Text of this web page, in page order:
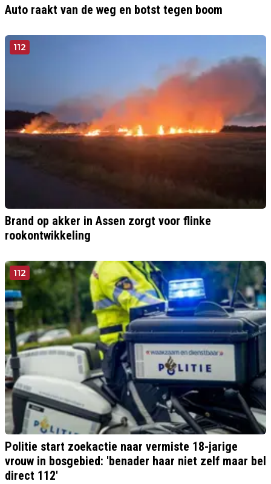
Auto raakt van de weg en botst tegen boom
112
Brand op akker in Assen zorgt voor flinke
rookontwikkeling
112
Politie start zoekactie naar vermiste 18-jarige
vrouw in bosgebied: 'benader haar niet zelf maar bel
direct 112'